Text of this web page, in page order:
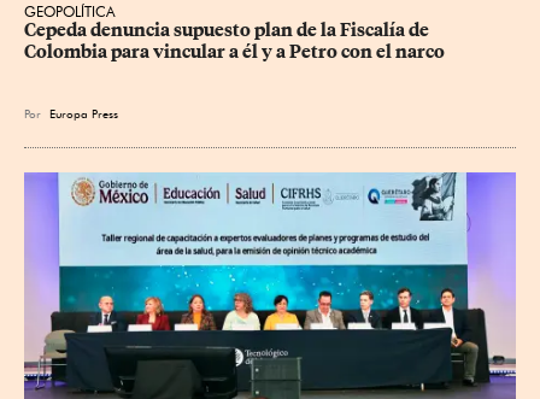
GEOPOLÍTICA
Cepeda denuncia supuesto plan de la Fiscalía de
Colombia para vincular a él y a Petro con el narco
Por Europa Press